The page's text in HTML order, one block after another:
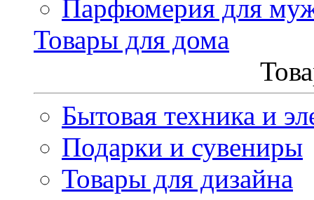
Парфюмерия для
Товары для дома
Бытовая техника и
Подарки и сувениры
Товары для дизайна